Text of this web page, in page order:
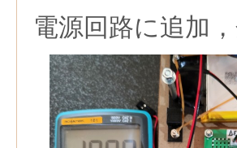
電源回路に追加